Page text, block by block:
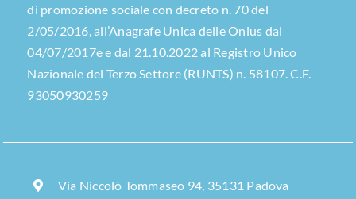
di promozione sociale con decreto n. 70 del
2/05/2016, all’Anagrafe Unica delle Onlus dal
04/07/2017e e dal 21.10.2022 al Registro Unico
Nazionale del Terzo Settore (RUNTS) n. 58107. C.F.
93050930259
Via Niccolò Tommaseo 94, 35131 Padova